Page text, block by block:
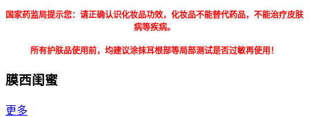
国家药监局提示您：请正确认识化妆品功效，化妆品不能替代药品，不能治疗皮肤
病等疾病。
所有护肤品使用前，均建议涂抹耳根部等局部测试是否过敏再使用！
膜西闺蜜
更多